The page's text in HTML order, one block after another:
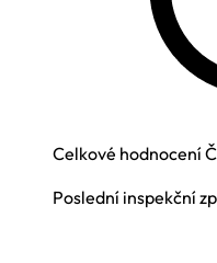
Celkové hodnocení
Poslední inspekční